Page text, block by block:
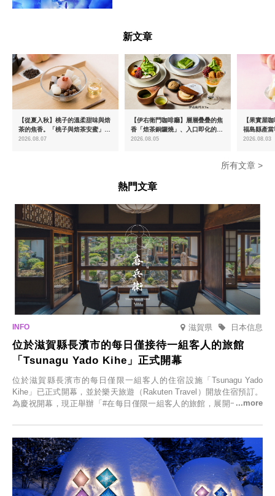
新文章
【從夏入秋】桃子的溫柔甜味與焙
茶的焦香。「桃子與焙茶安蜜」將
於8月中旬起限時販售
2026.08.07
【伊右衛門咖啡廳】層層疊疊的焦
香「焙茶銅鑼燒」、入口即化的
「宇治抹茶提拉米蘇」全新登場
2026.08.05
【果實屋
福島縣產
2026.08.03
所有文章 >
熱門文章
滋賀県 日本信息
位於滋賀縣長濱市的每日僅接待一組客人的旅館
「Tsunagu Yado Kihe」正式開幕
位於滋賀縣長濱市的每日僅限一組客人的住宿設施「Tsunagu Yado
Kihe」已正式開幕，並於樂天旅遊（Rakuten Travel）開放住宿預訂。
為慶祝開幕，現正舉辦「#在每日僅限一組客人的旅館，展開一生一次
人的旅館，您才能在此與重要的人共度獨一無二的特別時光。